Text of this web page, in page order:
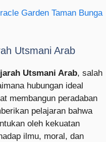
Garden Taman Bunga
Utsmani Arab
Utsmani Arab, salah
hubungan ideal
membangun peradaban
pelajaran bahwa
oleh kekuatan
ilmu, moral, dan